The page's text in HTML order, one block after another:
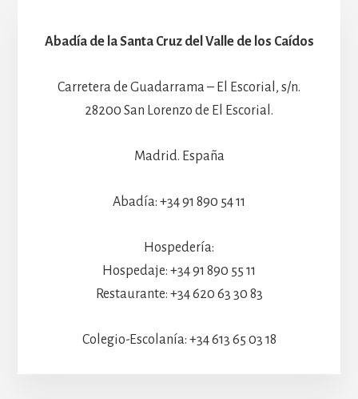
Abadía de la Santa Cruz del Valle de los Caídos
Carretera de Guadarrama – El Escorial, s/n.
28200 San Lorenzo de El Escorial.
Madrid. España
Abadía: +34 91 890 54 11
Hospedería:
Hospedaje: +34 91 890 55 11
Restaurante: +34 620 63 30 83
Colegio-Escolanía: +34 613 65 03 18